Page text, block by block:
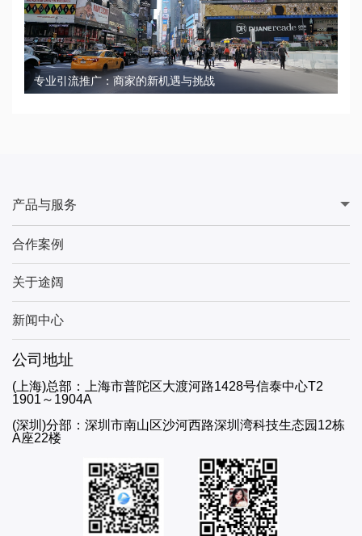
专业引流推广：商家的新机遇与挑战
产品与服务
合作案例
关于途阔
新闻中心
公司地址
(上海)总部：上海市普陀区大渡河路1428号信泰中心T2
1901～1904A
(深圳)分部：深圳市南山区沙河西路深圳湾科技生态园12栋
A座22楼